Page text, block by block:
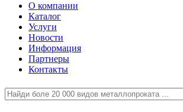
О компании
Каталог
Услуги
Новости
Информация
Партнеры
Контакты